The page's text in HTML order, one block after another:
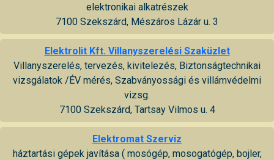
elektronikai alkatrészek
7100 Szekszárd, Mészáros Lázár u. 3
Elektrolit Kft. Villanyszerelési Szaküzlet
Villanyszerelés, tervezés, kivitelezés, Biztonságtechnikai
vizsgálatok /ÉV mérés, Szabványossági és villámvédelmi
vizsg.
7100 Szekszárd, Tartsay Vilmos u. 4
Elektromat Szerviz
háztartási gépek javítása ( mosógép, mosogatógép, bojler,